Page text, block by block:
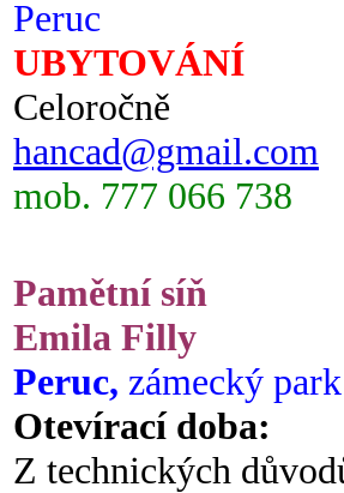
Peruc
UBYTOVÁNÍ
Celoročně
hancad@gmail.com
mob. 777 066 738
Pamětní síň
Emila Filly
Peruc, zámecký park
Otevírací doba:
Z technických